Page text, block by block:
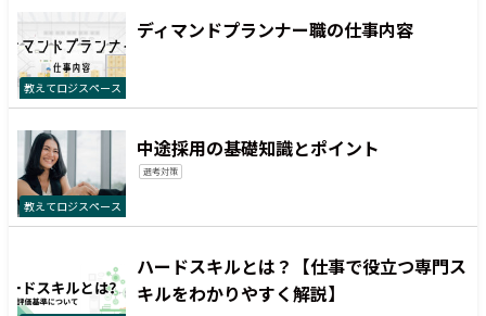
教えてロジスペース
ディマンドプランナー職の仕事内容
教えてロジスペース
中途採用の基礎知識とポイント
選考対策
ハードスキルとは？【仕事で役立つ専門ス
キルをわかりやすく解説】